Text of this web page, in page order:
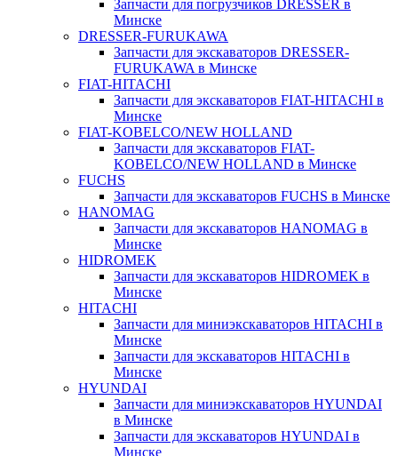
Запчасти для погрузчиков DRESSER в
Минске
DRESSER-FURUKAWA
Запчасти для экскаваторов DRESSER-
FURUKAWA в Минске
FIAT-HITACHI
Запчасти для экскаваторов FIAT-HITACHI в
Минске
FIAT-KOBELCO/NEW HOLLAND
Запчасти для экскаваторов FIAT-
KOBELCO/NEW HOLLAND в Минске
FUCHS
Запчасти для экскаваторов FUCHS в Минске
HANOMAG
Запчасти для экскаваторов HANOMAG в
Минске
HIDROMEK
Запчасти для экскаваторов HIDROMEK в
Минске
HITACHI
Запчасти для миниэкскаваторов HITACHI в
Минске
Запчасти для экскаваторов HITACHI в
Минске
HYUNDAI
Запчасти для миниэкскаваторов HYUNDAI
в Минске
Запчасти для экскаваторов HYUNDAI в
Минске